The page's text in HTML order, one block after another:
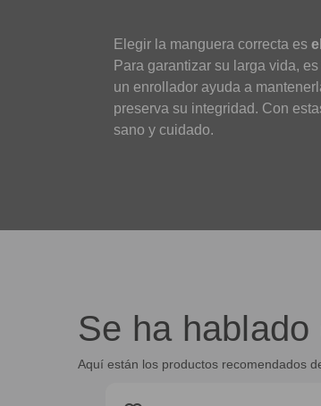
Elegir la manguera correcta es
Para garantizar su larga vida,
un enrollador ayuda a
preserva su integridad. Con
sano y cuidado.
Se ha hablado
Aquí están los productos recomendados